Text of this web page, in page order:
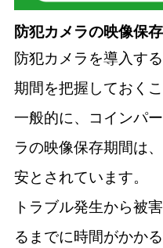
防犯カメラの映像保
防犯カメラを導入す
期間を把握しておく
一般的に、コインパ
ラの映像保存期間は
安とされています。
トラブル発生から被
るまでに時間がかか